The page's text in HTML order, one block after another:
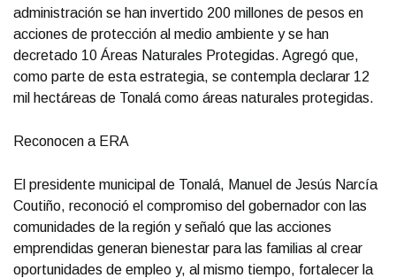
administración se han invertido 200 millones de pesos en
acciones de protección al medio ambiente y se han
decretado 10 Áreas Naturales Protegidas. Agregó que,
como parte de esta estrategia, se contempla declarar 12
mil hectáreas de Tonalá como áreas naturales protegidas.
Reconocen a ERA
El presidente municipal de Tonalá, Manuel de Jesús Narcía
Coutiño, reconoció el compromiso del gobernador con las
comunidades de la región y señaló que las acciones
emprendidas generan bienestar para las familias al crear
oportunidades de empleo y, al mismo tiempo, fortalecer la